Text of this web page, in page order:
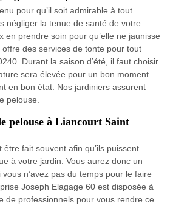
pour qu’il soit admirable à tout
négliger la tenue de santé de votre
en prendre soin pour qu’elle ne jaunisse
des services de tonte pour tout
Durant la saison d’été, il faut choisir
sera élevée pour un bon moment
en bon état. Nos jardiniers assurent
pelouse.
pelouse à Liancourt Saint
être fait souvent afin qu’ils puissent
à votre jardin. Vous aurez donc un
n’avez pas du temps pour le faire
Joseph Elagage 60 est disposée à
de professionnels pour vous rendre ce